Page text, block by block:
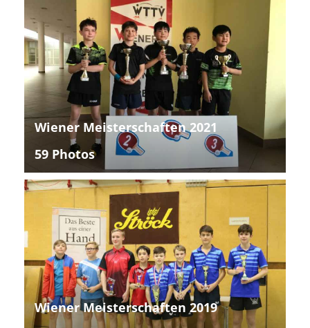
Wiener Meisterschaften 2021
59 Photos
Wiener Meisterschaften 2019